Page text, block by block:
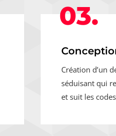
03.
Création d’un
séduisant qui
et suit les